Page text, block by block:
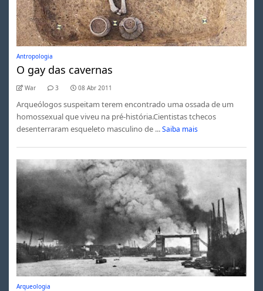
Antropologia
O gay das cavernas
War 3 08 Abr 2011
Arqueólogos suspeitam terem encontrado uma ossada de um
homossexual que viveu na pré-história.Cientistas tchecos
desenterraram esqueleto masculino de ... Saiba mais
Arqueologia